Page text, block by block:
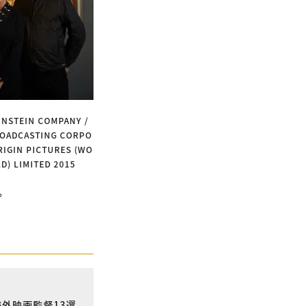
COMPANY /
CORPO
PICTURES (WO
LIMITED 2015